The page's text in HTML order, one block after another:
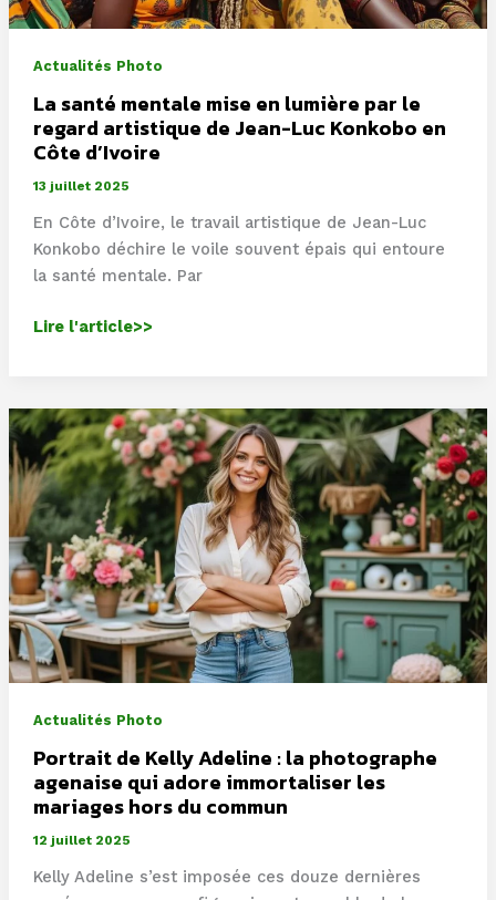
Actualités Photo
La santé mentale mise en lumière par le
regard artistique de Jean-Luc Konkobo en
Côte d’Ivoire
13 juillet 2025
En Côte d’Ivoire, le travail artistique de Jean-Luc
Konkobo déchire le voile souvent épais qui entoure
la santé mentale. Par
La
mise
en
lumière
par
le
regard
artistique
de
Jean-
Luc
Konkobo
Côte
d’Ivoire
Lire l'article>>
Actualités Photo
Portrait de Kelly Adeline : la photographe
agenaise qui adore immortaliser les
mariages hors du commun
12 juillet 2025
Kelly Adeline s’est imposée ces douze dernières